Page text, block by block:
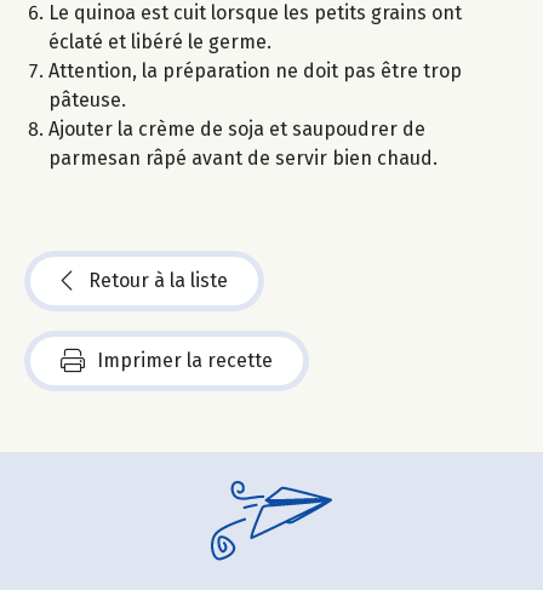
Le quinoa est cuit lorsque les petits grains ont
éclaté et libéré le germe.
Attention, la préparation ne doit pas être trop
pâteuse.
Ajouter la crème de soja et saupoudrer de
parmesan râpé avant de servir bien chaud.
Retour à la liste
Imprimer la recette